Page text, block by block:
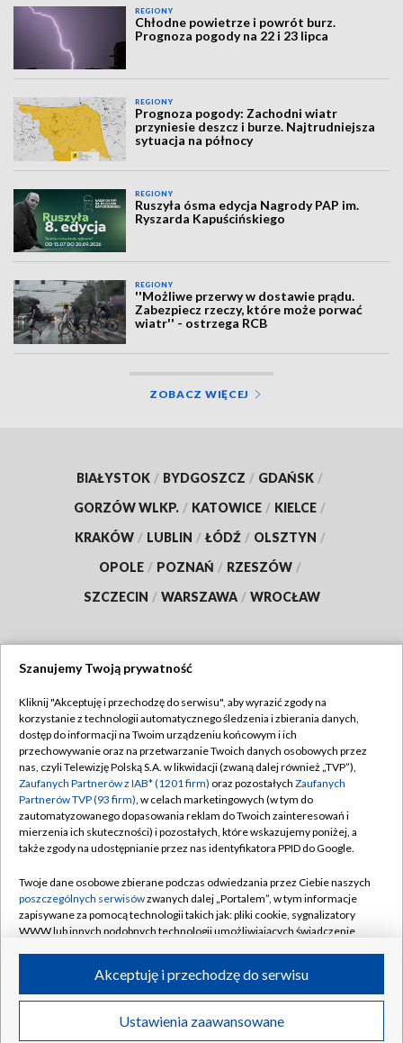
REGIONY
Chłodne powietrze i powrót burz.
Prognoza pogody na 22 i 23 lipca
REGIONY
Prognoza pogody: Zachodni wiatr
przyniesie deszcz i burze. Najtrudniejsza
sytuacja na północy
REGIONY
Ruszyła ósma edycja Nagrody PAP im.
Ryszarda Kapuścińskiego
REGIONY
''Możliwe przerwy w dostawie prądu.
Zabezpiecz rzeczy, które może porwać
wiatr'' - ostrzega RCB
ZOBACZ WIĘCEJ
BIAŁYSTOK / BYDGOSZCZ / GDAŃSK /
GORZÓW WLKP. / KATOWICE / KIELCE /
KRAKÓW / LUBLIN / ŁÓDŹ / OLSZTYN /
OPOLE / POZNAŃ / RZESZÓW /
SZCZECIN / WARSZAWA / WROCŁAW
TVP
Abonament TVP
Emisja w TVP
Centrum informacji TVP
Naziemna Telewizja Cyfrowa
Rada Programowa
System NOS
Informacje o nadawcy
Program dla prasy
Regulamin TVP
Polityka prywatności
Moje zgody
Pomoc
Kontakt
Kanały
©2026 Telewizja Polska S.A. w likwidacji
Szanujemy Twoją prywatność
Kliknij "Akceptuję i przechodzę do serwisu", aby wyrazić zgody na
korzystanie z technologii automatycznego śledzenia i zbierania danych,
dostęp do informacji na Twoim urządzeniu końcowym i ich
przechowywanie oraz na przetwarzanie Twoich danych osobowych przez
nas, czyli Telewizję Polską S.A. w likwidacji (zwaną dalej również „TVP”),
Zaufanych Partnerów z IAB* (1201 firm) oraz pozostałych Zaufanych
Partnerów TVP (93 firm), w celach marketingowych (w tym do
zautomatyzowanego dopasowania reklam do Twoich zainteresowań i
mierzenia ich skuteczności) i pozostałych, które wskazujemy poniżej, a
także zgody na udostępnianie przez nas identyfikatora PPID do Google.
Twoje dane osobowe zbierane podczas odwiedzania przez Ciebie naszych
poszczególnych serwisówzwanych dalej „Portalem”, w tym informacje
zapisywane za pomocą technologii takich jak: pliki cookie, sygnalizatory
WWW lub innych podobnych technologii umożliwiających świadczenie
ruchu w Internecie.
Twoje dane osobowe zbierane podczas odwiedzania przez Ciebie
poszczególnych serwisówna Portalu, takie jak adresy IP, identyfikatory
Ustawienia zaawansowane
Akceptuję i przechodzę do serwisu